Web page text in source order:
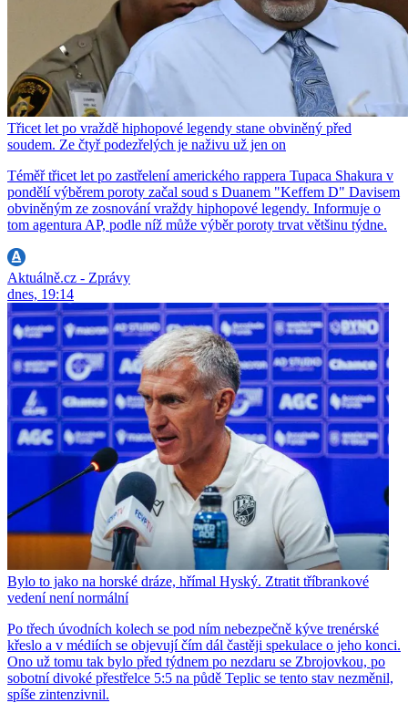
Třicet let po vraždě hiphopové legendy stane obviněný před
soudem. Ze čtyř podezřelých je naživu už jen on
Téměř třicet let po zastřelení amerického rappera Tupaca Shakura v
pondělí výběrem poroty začal soud s Duanem "Keffem D" Davisem
obviněným ze zosnování vraždy hiphopové legendy. Informuje o
tom agentura AP, podle níž může výběr poroty trvat většinu týdne.
Aktuálně.cz - Zprávy
dnes, 19:14
Bylo to jako na horské dráze, hřímal Hyský. Ztratit tříbrankové
vedení není normální
Po třech úvodních kolech se pod ním nebezpečně kýve trenérské
křeslo a v médiích se objevují čím dál častěji spekulace o jeho konci.
Ono už tomu tak bylo před týdnem po nezdaru se Zbrojovkou, po
sobotní divoké přestřelce 5:5 na půdě Teplic se tento stav nezměnil,
spíše zintenzivnil.